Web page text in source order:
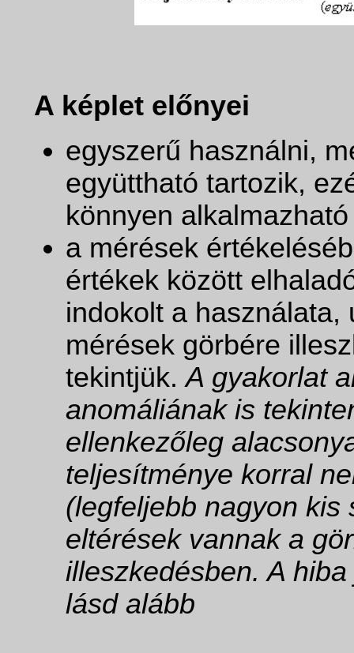
A képlet előnyei
egyszerű használni,
együttható tartozik,
könnyen alkalmazható
a mérések
értékek között
indokolt a használata,
mérések görbére
tekintjük.A gyakorlat
anomáliának is
ellenkezőleg
teljesítménye korral
(legfeljebb nagyon kis
eltérések vannak a
illeszkedésben. A
lásd alább